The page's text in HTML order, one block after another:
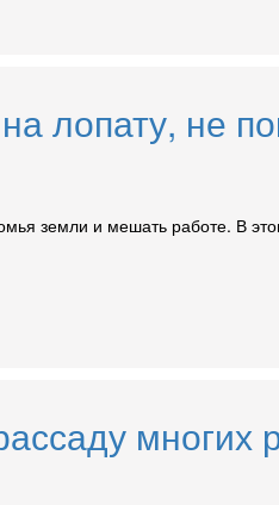
лопату, не
земли и мешать работе. В
многих